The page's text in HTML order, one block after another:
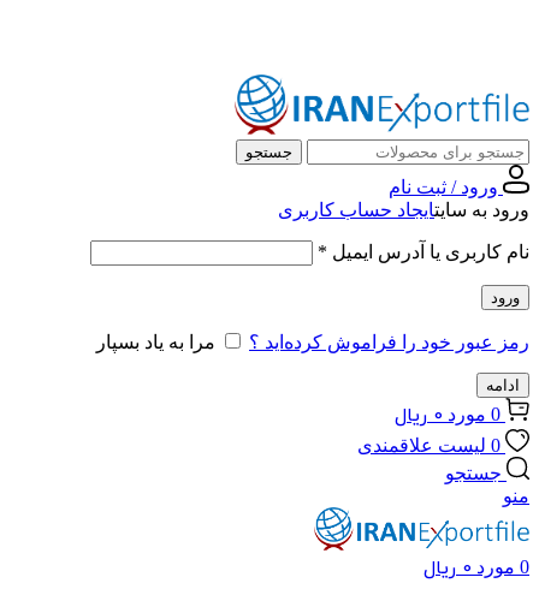
جستجو
ورود / ثبت نام
ورود به سایتایجاد حساب کاربری
نام کاربری یا آدرس ایمیل *
ورود
رمز عبور خود را فراموش کرده‌اید ؟ مرا به یاد بسپار
ادامه
0 مورد 0 ریال
0 لیست علاقمندی
جستجو
منو
0 مورد 0 ریال